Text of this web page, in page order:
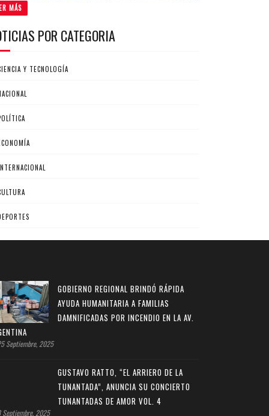
MÁS
POR CATEGORIA
Y TECNOLOGÍA
GOBIERNO REGIONAL BRINDÓ RÁPIDA
AYUDA HUMANITARIA A FAMILIAS
DAMNIFICADAS POR INCENDIO EN LA AV.
Septiembre, 2025
GUSTAVO RATTO, “EL ARRIERO DE LA
TUNANTADA”, ANUNCIA SU CONCIERTO
TUNANTADAS DE AMOR VOL. 4
2025